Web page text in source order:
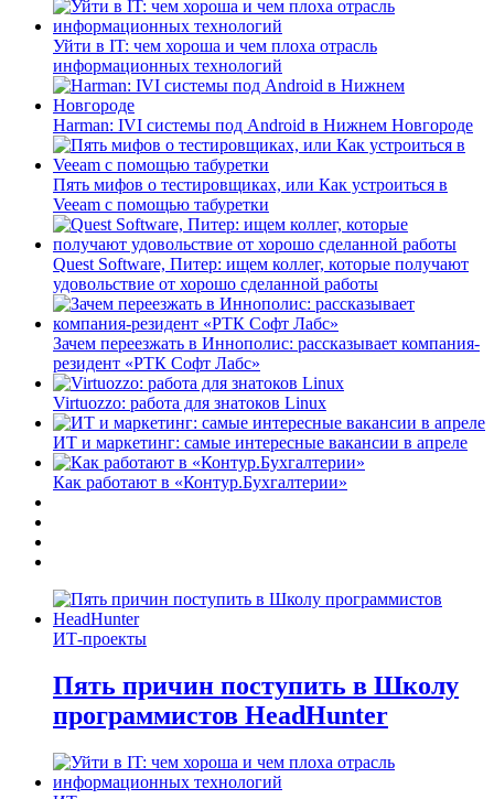
Уйти в IT: чем хороша и чем плоха отрасль
информационных технологий
Harman: IVI системы под Android в Нижнем Новгороде
Пять мифов о тестировщиках, или Как устроиться в
Veeam с помощью табуретки
Quest Software, Питер: ищем коллег, которые получают
удовольствие от хорошо сделанной работы
Зачем переезжать в Иннополис: рассказывает компания-
резидент «РТК Софт Лабс»
Virtuozzo: работа для знатоков Linux
ИТ и маркетинг: самые интересные вакансии в апреле
Как работают в «Контур.Бухгалтерии»
ИТ-проекты
Пять причин поступить в Школу
программистов HeadHunter